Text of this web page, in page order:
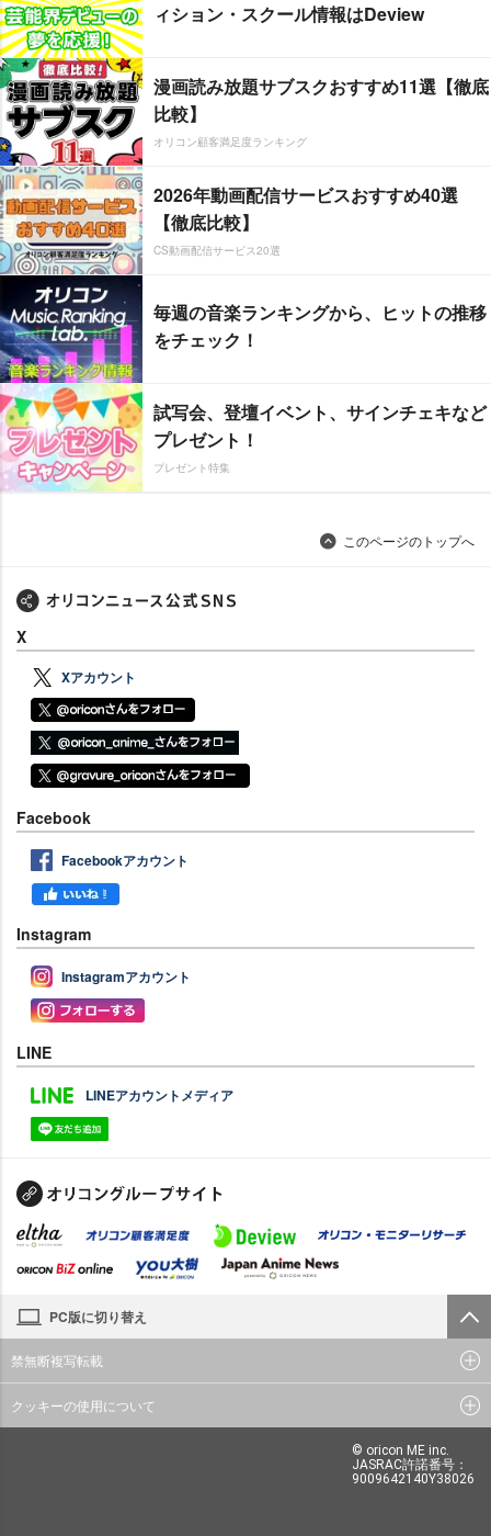
ィション・スクール情報はDeview
漫画読み放題サブスクおすすめ11選【徹底
比較】
オリコン顧客満足度ランキング
2026年動画配信サービスおすすめ40選
【徹底比較】
CS動画配信サービス20選
毎週の音楽ランキングから、ヒットの推移
をチェック！
試写会、登壇イベント、サインチェキなど
プレゼント！
プレゼント特集
このページのトップへ
X
Xアカウント
Facebook
Facebookアカウント
Instagram
Instagramアカウント
LINE
LINEアカウントメディア
PC版に切り替え
禁無断複写転載
クッキーの使用について
© oricon ME inc.
JASRAC許諾番号：
9009642140Y38026